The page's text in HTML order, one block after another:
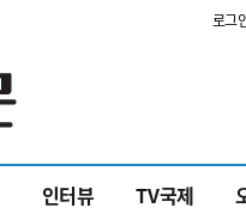
로그
인터뷰 TV국제